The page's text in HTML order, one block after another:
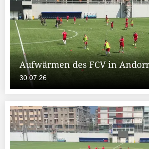
Aufwärmen des FCV in
30.07.26